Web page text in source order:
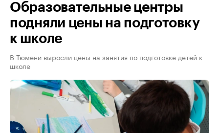
Образовательные центры
подняли цены на подготовку
к школе
В Тюмени выросли цены на занятия по подготовке детей к
школе